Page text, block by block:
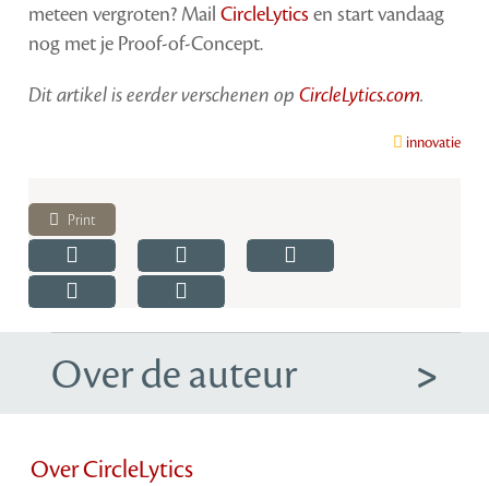
meteen vergroten? MailCircleLyticsen start vandaag
nog met je Proof-of-Concept.
Dit artikel is eerder verschenen opCircleLytics.com.
innovatie
Print
Over de auteur
Over CircleLytics